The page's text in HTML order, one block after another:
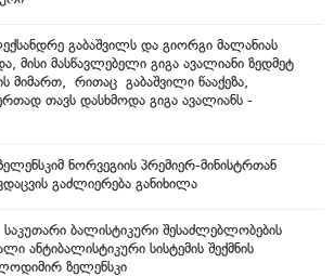
გაბაშვილს და გიორგი მალანიას
მისი მასწავლებელი გიგა ავალიანი ზედმეტ
მიმართ, რითაც გაბაშვილი წააქეზა,
თავს დასხმოდა გიგა ავალიანს -
ნორვეგიის პრემიერ-მინისტრთან
გაძლიერება განიხილა
საკუთარი ბალისტიკური შესაძლებლობების
ანტიბალისტიკური სისტემის შექმნის
ზელენსკი